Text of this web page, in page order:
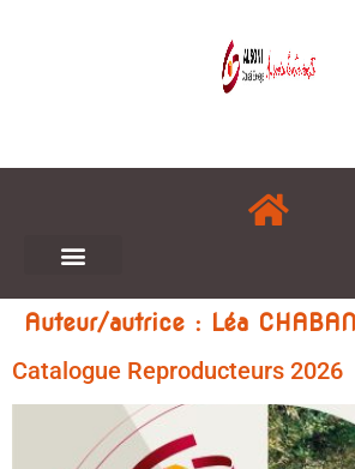
Auteur/autrice : Léa
Catalogue Reproducteurs 2026